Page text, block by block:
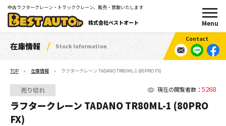
中古ラフタークレーン・トラッククレーン、販売・買取いたします
株式会社ベストオート
在庫情報 Stock Information
TOP 在庫情報 ラフタークレーン TADANO TR80ML-1 (80PRO FX)
現在の閲覧者数： 5268
売り切れ
ラフタークレーン TADANO TR80ML-1 (80PRO
FX)